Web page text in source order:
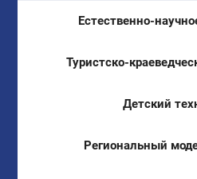
Естественно-
Туристско-
Детский
Региональный